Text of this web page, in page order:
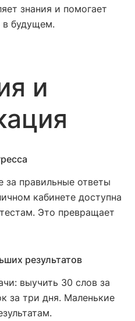
знания и помогает
в будущем.
и
за правильные ответы
кабинете доступна
Это превращает
результатов
выучить 30 слов за
за три дня. Маленькие